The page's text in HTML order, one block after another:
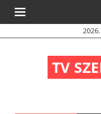
Toggle
TV